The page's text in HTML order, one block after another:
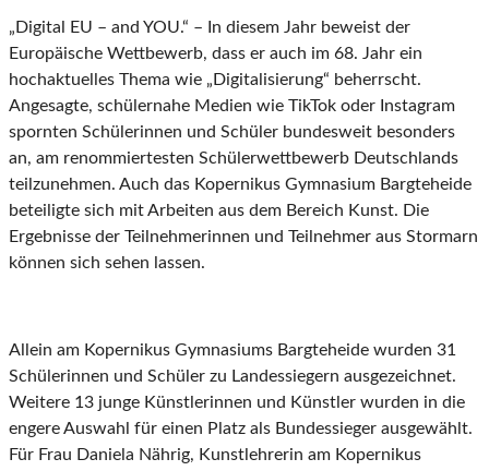
„Digital EU – and YOU.“ – In diesem Jahr beweist der
Europäische Wettbewerb, dass er auch im 68. Jahr ein
hochaktuelles Thema wie „Digitalisierung“ beherrscht.
Angesagte, schülernahe Medien wie TikTok oder Instagram
spornten Schülerinnen und Schüler bundesweit besonders
an, am renommiertesten Schülerwettbewerb Deutschlands
teilzunehmen. Auch das Kopernikus Gymnasium Bargteheide
beteiligte sich mit Arbeiten aus dem Bereich Kunst. Die
Ergebnisse der Teilnehmerinnen und Teilnehmer aus Stormarn
können sich sehen lassen.
Allein am Kopernikus Gymnasiums Bargteheide wurden 31
Schülerinnen und Schüler zu Landessiegern ausgezeichnet.
Weitere 13 junge Künstlerinnen und Künstler wurden in die
engere Auswahl für einen Platz als Bundessieger ausgewählt.
Für Frau Daniela Nährig, Kunstlehrerin am Kopernikus